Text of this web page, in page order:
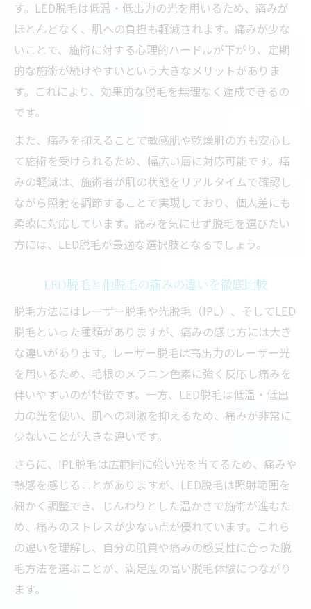
す。LED脱毛は低温・低出力の光を用いるため、痛みが
ほとんどなく、肌への負担も軽減されます。痛みが少な
いことで、施術に対する心理的ハードルが下がり、定期
的な施術が続けやすいという大きなメリットがありま
す。これにより、効果的な脱毛を無理なく達成できるの
です。
また、痛みを抑えることで敏感肌や乾燥肌の方も安心し
て施術を受けられるため、幅広い層に対応可能です。痛
みの軽減は、施術者が肌の状態をリアルタイムで確認し
ながら照射を調節することで実現しており、個人差にも
柔軟に対応しています。痛みを気にせず脱毛を選びたい
方には、LED脱毛が最適な選択肢となるでしょう。
LED脱毛と他脱毛の痛みの違いを徹底比較
脱毛方法にはレーザー脱毛や光脱毛（IPL）、そしてLED
脱毛といった種類がありますが、痛みの感じ方には大き
な違いがあります。レーザー脱毛は高出力のレーザー光
を用いるため、毛根のメラニン色素に強く反応し痛みを
伴いやすいのが特徴です。一方、LED脱毛は低温・低出
力の光を使い、肌への刺激を抑えるため、痛みが非常に
少ないことが大きな違いです。
さらに、IPL脱毛は広範囲に強い光を当てるため、痛みや
熱感を感じることがありますが、LED脱毛は照射範囲を
細かく調整でき、じんわりとした温かさで施術が進むた
め、痛みのストレスが少ない点が優れています。これら
の違いを理解し、自分の肌質や痛みの感受性に合った脱
毛方法を選ぶことが、満足度の高い脱毛体験につながり
ます。